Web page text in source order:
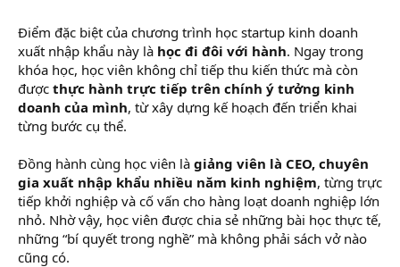
Điểm đặc biệt của chương trình học startup kinh doanh
xuất nhập khẩu này là học đi đôi với hành. Ngay trong
khóa học, học viên không chỉ tiếp thu kiến thức mà còn
được thực hành trực tiếp trên chính ý tưởng kinh
doanh của mình, từ xây dựng kế hoạch đến triển khai
từng bước cụ thể.
Đồng hành cùng học viên là giảng viên là CEO, chuyên
gia xuất nhập khẩu nhiều năm kinh nghiệm, từng trực
tiếp khởi nghiệp và cố vấn cho hàng loạt doanh nghiệp lớn
nhỏ. Nhờ vậy, học viên được chia sẻ những bài học thực tế,
những “bí quyết trong nghề” mà không phải sách vở nào
cũng có.